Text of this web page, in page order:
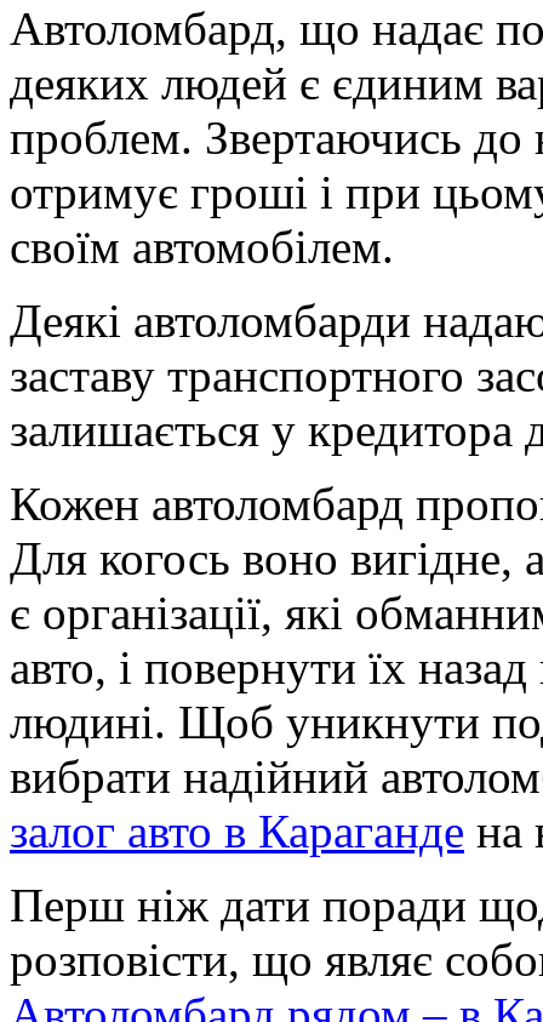
Автоломбард, що надає
деяких людей є єдиним
проблем. Звертаючись
отримує гроші і при
своїм автомобілем.
Деякі автоломбарди
заставу транспортного
залишається у
Кожен автоломбард
Для когось воно вигідне,
є організації, які
авто, і повернути їх
людині. Щоб уникнути
вибрати надійний
залог авто в Караганде на
Перш ніж дати поради
розповісти, що являє